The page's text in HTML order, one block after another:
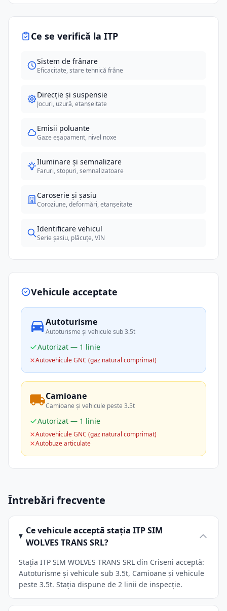
Ce se verifică la ITP
Sistem de frânare
Eficacitate, stare tehnică frâne
Direcție și suspensie
Jocuri, uzură, etanșeitate
Emisii poluante
Gaze eșapament, nivel noxe
Iluminare și semnalizare
Faruri, stopuri, semnalizatoare
Caroserie și șasiu
Coroziune, deformări, etanșeitate
Identificare vehicul
Serie șasiu, plăcuțe, VIN
Vehicule acceptate
Autoturisme
Autoturisme și vehicule sub 3.5t
Autorizat — 1 linie
Autovehicule GNC (gaz natural comprimat)
Camioane
Camioane și vehicule peste 3.5t
Autorizat — 1 linie
Autovehicule GNC (gaz natural comprimat)
Autobuze articulate
Întrebări frecvente
Ce vehicule acceptă stația ITP SIM
WOLVES TRANS SRL?
Stația ITP SIM WOLVES TRANS SRL din Criseni acceptă:
Autoturisme și vehicule sub 3.5t, Camioane și vehicule
peste 3.5t. Stația dispune de 2 linii de inspecție.